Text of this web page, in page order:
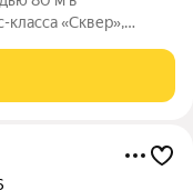
«Сквер»,
срочной продажей.